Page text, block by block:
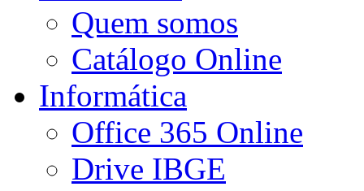
Quem somos
Catálogo Online
Informática
Office 365 Online
Drive IBGE